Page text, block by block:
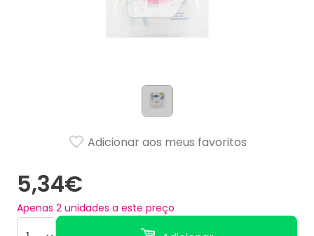
5,34€
Apenas 2 unidades a este preço
Adicionar aos meus favoritos